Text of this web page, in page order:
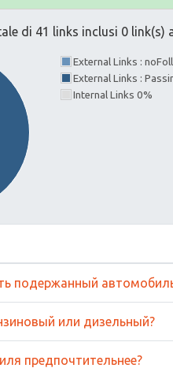
di 41 links inclusi 0 link(s)
External Links :
External Links :
Internal Links 0%
подержанный
или дизельный?
предпочтительнее?